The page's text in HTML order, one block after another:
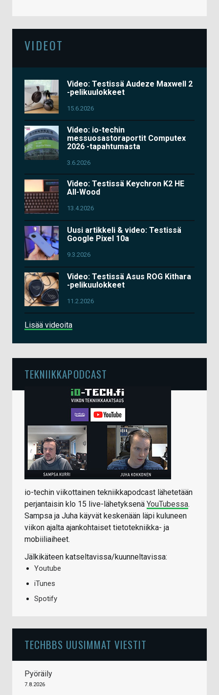
VIDEOT
Video: Testissä Audeze Maxwell 2
-pelikuulokkeet
15.6.2026
Video: io-techin
messuosastoraportit Computex
2026 -tapahtumasta
3.6.2026
Video: Testissä Keychron K2 HE
All-Wood
13.4.2026
Uusi artikkeli & video: Testissä
Google Pixel 10a
9.3.2026
Video: Testissä Asus ROG Kithara
-pelikuulokkeet
11.2.2026
Lisää videoita
TEKNIIKKAPODCAST
io-techin viikottainen tekniikkapodcast lähetetään
perjantaisin klo 15 live-lähetyksenä YouTubessa.
Sampsa ja Juha käyvät keskenään läpi kuluneen
viikon ajalta ajankohtaiset tietotekniikka- ja
mobiiliaiheet.
Jälkikäteen katseltavissa/kuunneltavissa:
Youtube
iTunes
Spotify
TECHBBS UUSIMMAT VIESTIT
Pyöräily
7.8.2026